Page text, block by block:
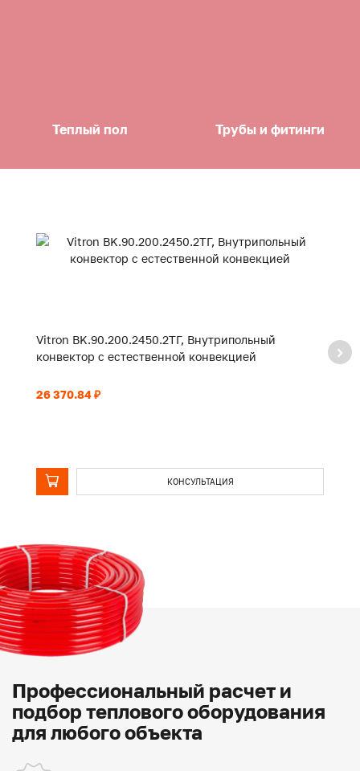
Теплый пол Трубы и фитинги
Vitron BK.90.200.2450.2ТГ, Внутрипольный
конвектор с естественной конвекцией
26 370.84 ₽
КОНСУЛЬТАЦИЯ
Профессиональный расчет и
подбор теплового оборудования
для любого объекта